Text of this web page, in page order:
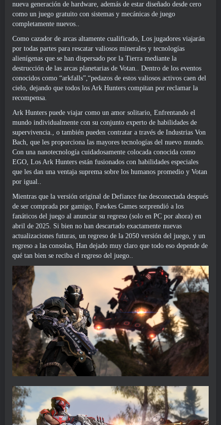
nueva generación de hardware, además de estar diseñado desde cero
como un juego gratuito con sistemas y mecánicas de juego
completamente nuevos..
Como cazador de arcas altamente cualificado, Los jugadores viajarán
por todas partes para rescatar valiosos minerales y tecnologías
alienígenas que se han dispersado por la Tierra mediante la
destrucción de las arcas planetarias de Votan.. Dentro de los eventos
conocidos como “arkfalls”,“pedazos de estos valiosos activos caen del
cielo, dejando que todos los Ark Hunters compitan por reclamar la
recompensa.
Ark Hunters puede viajar como un amor solitario, Enfrentando el
mundo individualmente con su conjunto experto de habilidades de
supervivencia., o también pueden contratar a través de Industrias Von
Bach, que les proporciona las mayores tecnologías del nuevo mundo.
Con una nanotecnología cuidadosamente colocada conocida como
EGO, Los Ark Hunters están fusionados con habilidades especiales
que les dan una ventaja suprema sobre los humanos promedio y Votan
por igual..
Mientras que la versión original de Defiance fue desconectada después
de ser comprada por gamigo, Fawkes Games sorprendió a los
fanáticos del juego al anunciar su regreso (solo en PC por ahora) en
abril de 2025. Si bien no han descartado exactamente nuevas
actualizaciones futuras, un regreso de la 2050 versión del juego, y un
regreso a las consolas, Han dejado muy claro que todo eso depende de
qué tan bien se reciba el regreso del juego..